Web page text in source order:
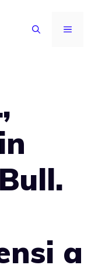
MENU
a